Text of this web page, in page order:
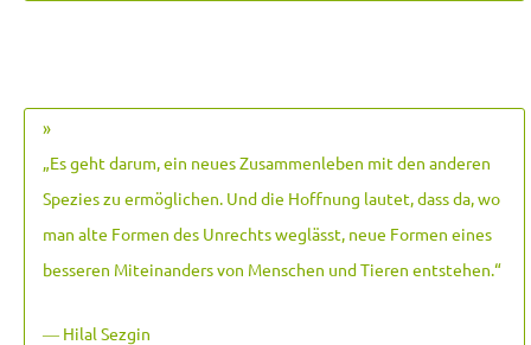
»
„Es geht darum, ein neues Zusammenleben mit den anderen
Spezies zu ermöglichen. Und die Hoffnung lautet, dass da, wo
man alte Formen des Unrechts weglässt, neue Formen eines
besseren Miteinanders von Menschen und Tieren entstehen.“
― Hilal Sezgin